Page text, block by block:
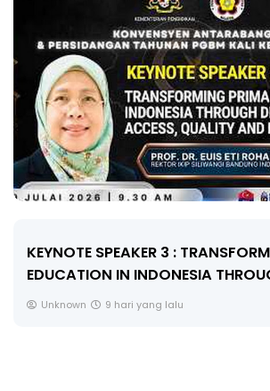
KEYNOTE SPEAKER 3 :
EDUCATION IN INDONESIA
Unknown 9 hari yang lalu